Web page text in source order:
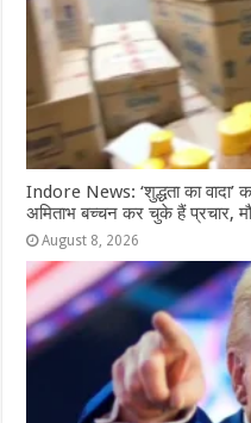
Indore News: ‘शुद्धता का वादा’
अमिताभ बच्चन कर चुके हैं प्रचार,
August 8, 2026